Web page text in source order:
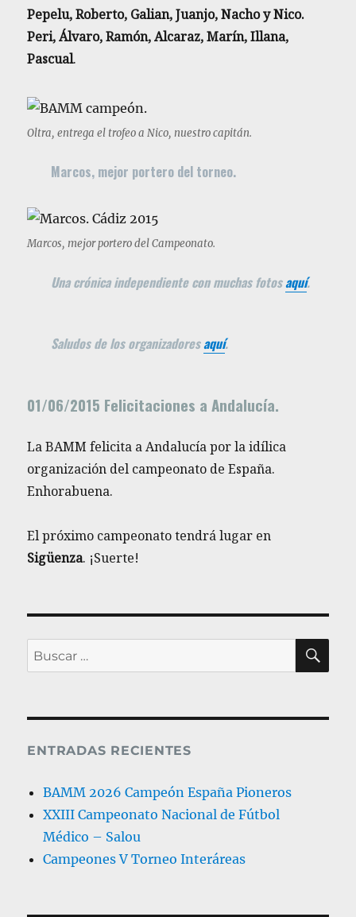
Pepelu, Roberto, Galian, Juanjo, Nacho y Nico.
Peri, Álvaro, Ramón, Alcaraz, Marín, Illana,
Pascual.
Oltra, entrega el trofeo a Nico, nuestro capitán.
Marcos, mejor portero del torneo.
Marcos, mejor portero del Campeonato.
Una crónica independiente con muchas fotosaquí.
Saludos de los organizadoresaquí.
01/06/2015 Felicitaciones a Andalucía.
La BAMM felicita a Andalucía por la idílica
organización del campeonato de España.
Enhorabuena.
El próximo campeonato tendrá lugar en
Sigüenza. ¡Suerte!
Buscar
por:
ENTRADAS RECIENTES
BAMM 2026 Campeón España Pioneros
XXIII Campeonato Nacional de Fútbol
Médico – Salou
Campeones V Torneo Interáreas